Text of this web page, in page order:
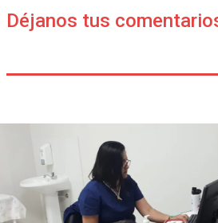
Déjanos tus